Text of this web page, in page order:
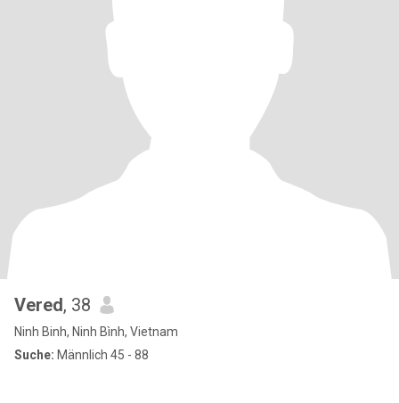
Vered, 38
Ninh Binh, Ninh Bình, Vietnam
Suche: Männlich 45 - 88